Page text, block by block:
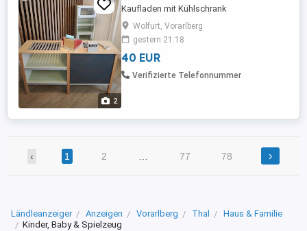
2
Kaufladen mit Kühlschrank
Wolfurt, Vorarlberg
gestern 21:18
40 EUR
Verifizierte Telefonnummer
‹ 1 2 77 78 ›
Ländleanzeiger Anzeigen Vorarlberg Thal
Haus & Familie
Kinder, Baby & Spielzeug